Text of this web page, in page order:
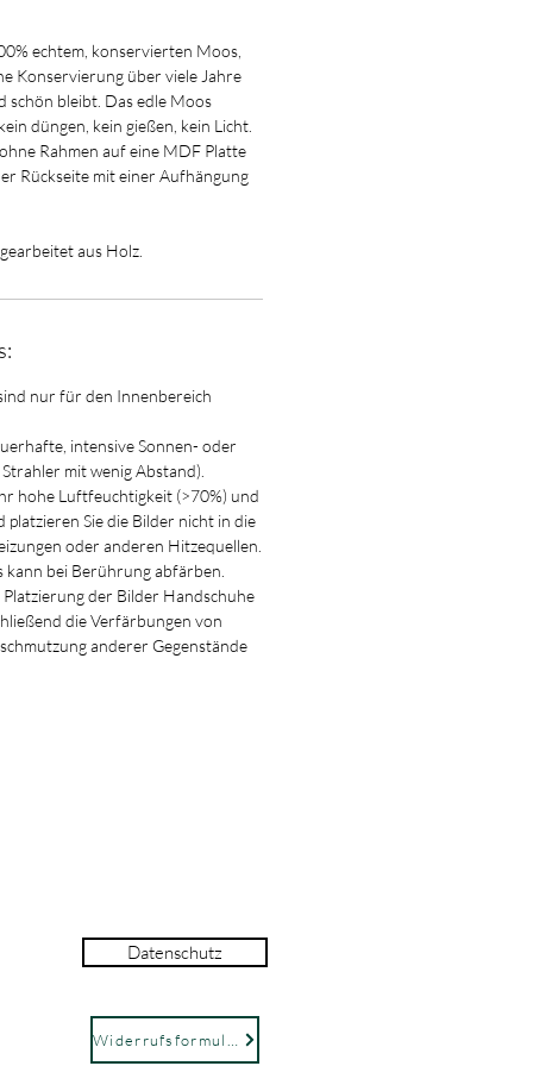
echtem, konservierten Moos,
Konservierung über viele Jahre
schön bleibt. Das edle Moos
düngen, kein gießen, kein Licht.
Rahmen auf eine MDF Platte
Rückseite mit einer Aufhängung
aus Holz.
nur für den Innenbereich
intensive Sonnen- oder
mit wenig Abstand).
hohe Luftfeuchtigkeit (>70%) und
Sie die Bilder nicht in die
oder anderen Hitzequellen.
bei Berührung abfärben.
Platzierung der Bilder Handschuhe
die Verfärbungen von
anderer Gegenstände
Datenschutz